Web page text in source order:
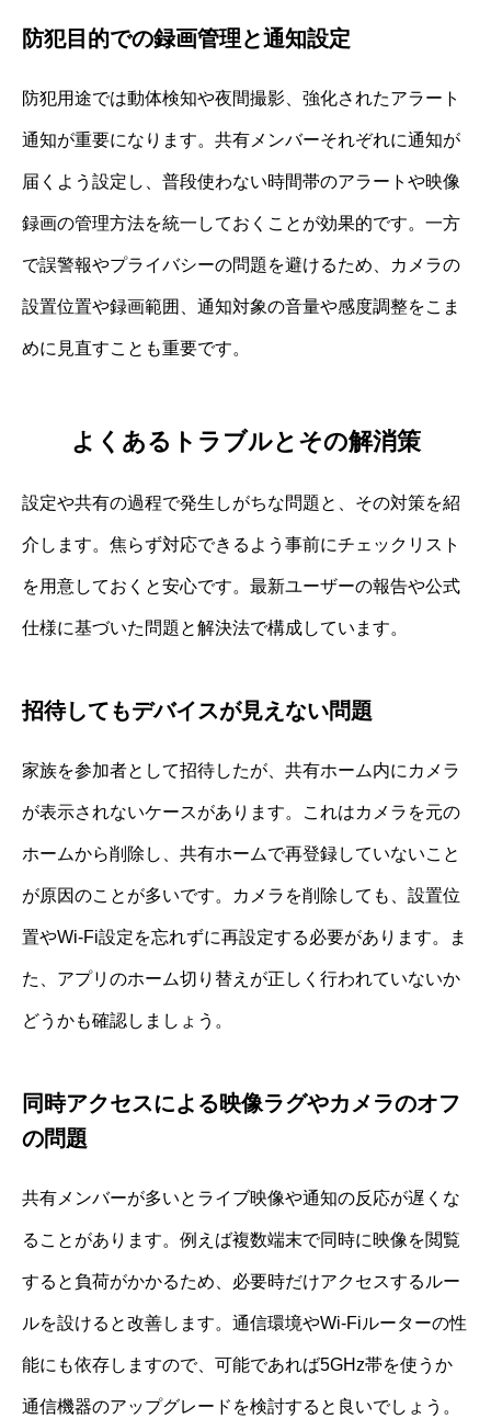
防犯目的での録画管理と通知設定
防犯用途では動体検知や夜間撮影、強化されたアラート
通知が重要になります。共有メンバーそれぞれに通知が
届くよう設定し、普段使わない時間帯のアラートや映像
録画の管理方法を統一しておくことが効果的です。一方
で誤警報やプライバシーの問題を避けるため、カメラの
設置位置や録画範囲、通知対象の音量や感度調整をこま
めに見直すことも重要です。
よくあるトラブルとその解消策
設定や共有の過程で発生しがちな問題と、その対策を紹
介します。焦らず対応できるよう事前にチェックリスト
を用意しておくと安心です。最新ユーザーの報告や公式
仕様に基づいた問題と解決法で構成しています。
招待してもデバイスが見えない問題
家族を参加者として招待したが、共有ホーム内にカメラ
が表示されないケースがあります。これはカメラを元の
ホームから削除し、共有ホームで再登録していないこと
が原因のことが多いです。カメラを削除しても、設置位
置やWi-Fi設定を忘れずに再設定する必要があります。ま
た、アプリのホーム切り替えが正しく行われていないか
どうかも確認しましょう。
同時アクセスによる映像ラグやカメラのオフ
の問題
共有メンバーが多いとライブ映像や通知の反応が遅くな
ることがあります。例えば複数端末で同時に映像を閲覧
すると負荷がかかるため、必要時だけアクセスするルー
ルを設けると改善します。通信環境やWi-Fiルーターの性
能にも依存しますので、可能であれば5GHz帯を使うか
通信機器のアップグレードを検討すると良いでしょう。